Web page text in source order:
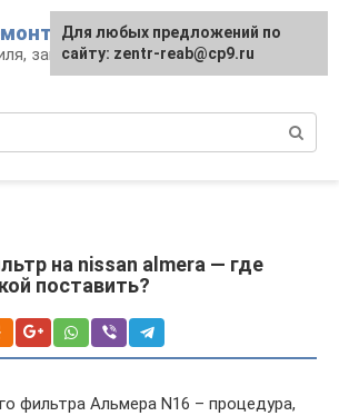
запчасти и
на nissan almera — где
поставить?
фильтра Альмера N16 – процедура,
Для любых предложений по
сайту: zentr-reab@cp9.ru